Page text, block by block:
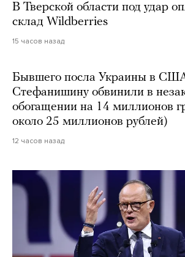
В Тверской области под удар
склад Wildberries
15 часов назад
Бывшего посла Украины в
Стефанишину обвинили в
обогащении на 14 миллионов
около 25 миллионов рублей)
12 часов назад